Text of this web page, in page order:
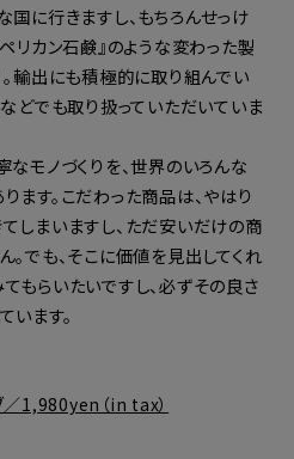
国に行きますし、もちろんせっけ
リカン石鹸』のような変わった製
。輸出にも積極的に取り組んでい
どでも取り扱っていただいていま
なモノづくりを、世界のいろんな
ます。こだわった商品は、やはり
しまいますし、ただ安いだけの商
でも、そこに価値を見出してくれ
もらいたいですし、必ずその良さ
います。
1,980yen（in tax）